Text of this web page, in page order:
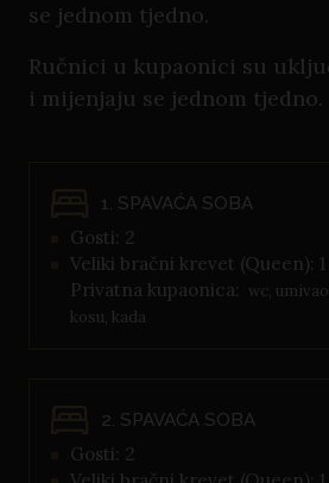
se jednom tjedno.
Ručnici u kupaonici su
i mijenjaju se jednom tjedno.
1. SPAVAĆA SOBA
Gosti: 2
Veliki bračni krevet (Queen): 1
Privatna kupaonica: wc,
kosu, kada
2. SPAVAĆA SOBA
Gosti: 2